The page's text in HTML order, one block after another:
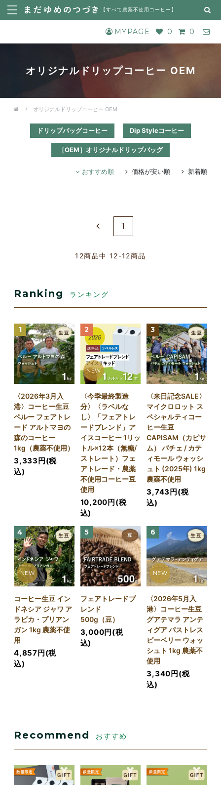
【すべて農薬不使用コーヒー 】
MYPAGE 0 0
オリジナルドリップコーヒー OEM
オリジナルドリップコーヒー OEM
ドリップバッグコーヒー Dip Styleコーヒー
［OEM］オリジナルドリップバッグ
おすすめ順 価格が安い順 新着順
1
12商品中 12-12商品
Ranking ランキング
1
〈2026年3月入
港〉コーヒー生豆
ペルー フェアトレ
ード アルトマヨの
森のコーヒー
1kg（農薬不使用）
3,333円(税
込)
2
NEW
〈今季最終製造
分〉〈ラベルな
し〉「フェアトレ
ードブレンド」ア
イスコーヒー 1リッ
トル×12本（無糖/
ストレート）フェ
アトレード・農薬
不使用コーヒー豆
使用
10,200円(税
込)
3
〈来日記念SALE〉
マイクロロット ス
ペシャルティコー
ヒー生豆
CAPISAM（カピサ
ム） パチェ / カテ
ィモール ウォッシ
ュト (2025年) 1kg
農薬不使用
3,743円(税
込)
4
NEW
コーヒー生豆 イン
ドネシア ジャワ ア
ラビカ・プリアン
ガン 1kg 農薬不使
用
4,857円(税
込)
5
フェアトレードブ
レンド
500g（豆）
3,000円(税
込)
6
NEW
〈2026年5月入
港〉コーヒー生豆
グアテマラ アンテ
ィグア パストレス
ピーベリー ウォッ
シュト 1kg 農薬不
使用
3,340円(税
込)
Recommend おすすめ